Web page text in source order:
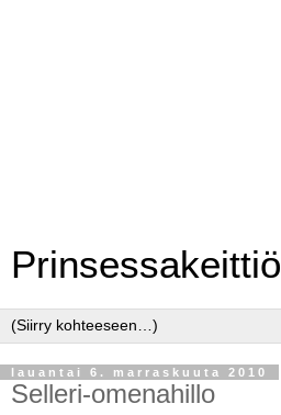
Prinsessakeittiö
lauantai 6. marraskuuta 2010
Selleri-omenahillo